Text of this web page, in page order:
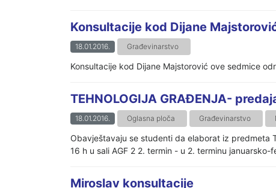
Konsultacije kod Dijane
18.01.2016. Građevinarstvo
Konsultacije kod Dijane Majstorović ove sedmice
TEHNOLOGIJA GRAĐENJA-
18.01.2016. Oglasna ploča Građevinarstvo
Obavještavaju se studenti da elaborat iz predmeta
16 h u sali AGF 2 2. termin - u 2. terminu
Miroslav konsultacije